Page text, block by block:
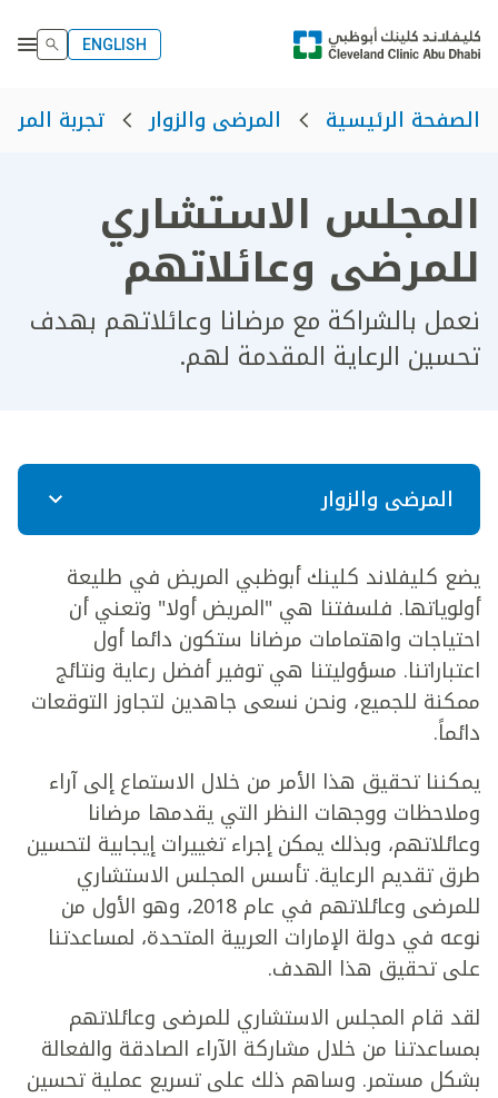
ENGLISH
الصفحة الرئيسية المرضى والزوار تجربة
المجلس الاستشاري
للمرضى وعائلاتهم
نعمل بالشراكة مع مرضانا وعائلاتهم بهدف
تحسين الرعاية المقدمة لهم.
المرضى والزوار
يضع كليفلاند كلينك أبوظبي المريض في طليعة
أولوياتها. فلسفتنا هي "المريض أولا" وتعني أن
احتياجات واهتمامات مرضانا ستكون دائما أول
اعتباراتنا. مسؤوليتنا هي توفير أفضل رعاية ونتائج
ممكنة للجميع، ونحن نسعى جاهدين لتجاوز التوقعات
دائماً.
يمكننا تحقيق هذا الأمر من خلال الاستماع إلى آراء
وملاحظات ووجهات النظر التي يقدمها مرضانا
وعائلاتهم، وبذلك يمكن إجراء تغييرات إيجابية لتحسين
طرق تقديم الرعاية. تأسس المجلس الاستشاري
للمرضى وعائلاتهم في عام 2018، وهو الأول من
نوعه في دولة الإمارات العربية المتحدة، لمساعدتنا
على تحقيق هذا الهدف.
لقد قام المجلس الاستشاري للمرضى وعائلاتهم
بمساعدتنا من خلال مشاركة الآراء الصادقة والفعالة
بشكل مستمر. وساهم ذلك على تسريع عملية تحسين